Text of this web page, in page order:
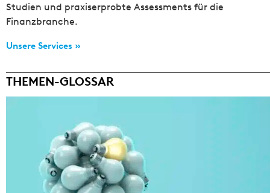
Studien und praxiserprobte Assessments für die
Finanzbranche.
Unsere Services »
THEMEN-GLOSSAR